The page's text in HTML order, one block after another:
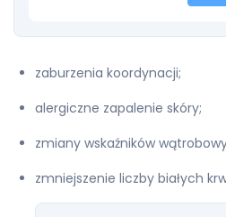
zaburzenia koordynacji;
alergiczne zapalenie skóry;
zmiany wskaźników
zmniejszenie liczby białych